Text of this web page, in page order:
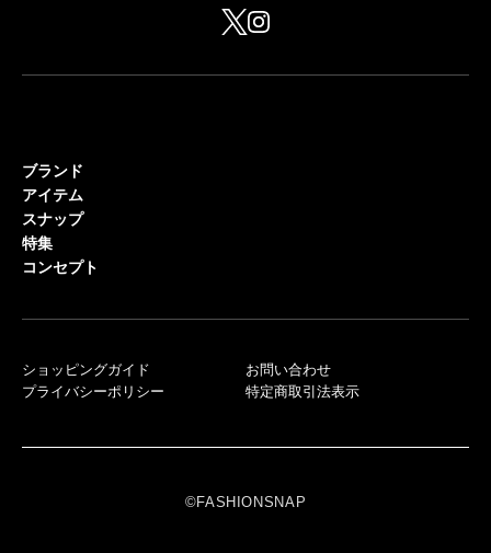
ブランド
アイテム
スナップ
特集
コンセプト
ショッピングガイド
プライバシーポリシー
お問い合わせ
特定商取引法表示
©FASHIONSNAP